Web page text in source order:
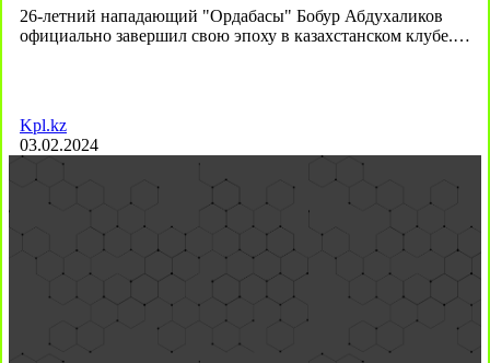
26-летний нападающий "Ордабасы" Бобур Абдухаликов
официально завершил свою эпоху в казахстанском клубе.…
Kpl.kz
03.02.2024